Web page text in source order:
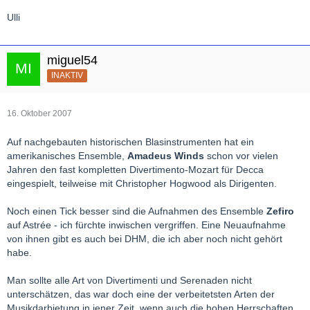
Ulli
miguel54
INAKTIV
16. Oktober 2007
Auf nachgebauten historischen Blasinstrumenten hat ein
amerikanisches Ensemble, Amadeus Winds schon vor vielen
Jahren den fast kompletten Divertimento-Mozart für Decca
eingespielt, teilweise mit Christopher Hogwood als Dirigenten.
Noch einen Tick besser sind die Aufnahmen des Ensemble Zefiro
auf Astrée - ich fürchte inwischen vergriffen. Eine Neuaufnahme
von ihnen gibt es auch bei DHM, die ich aber noch nicht gehört
habe.
Man sollte alle Art von Divertimenti und Serenaden nicht
unterschätzen, das war doch eine der verbeitetsten Arten der
Musikdarbietung in jener Zeit, wenn auch die hohen Herrschaften